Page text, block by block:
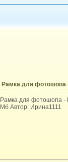
Рамка для фотошопа
Рамка для фотошопа -
Mб Автор: Ирина1111